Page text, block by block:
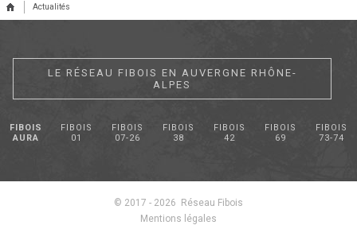
Actualités
LE RÉSEAU FIBOIS EN AUVERGNE RHÔNE-
ALPES
FIBOIS
AURA
FIBOIS
01
FIBOIS
07-26
FIBOIS
38
FIBOIS
42
FIBOIS
69
FIBOIS
73-74
© 2017 - 2026 Réseau Fibois
Mentions légales